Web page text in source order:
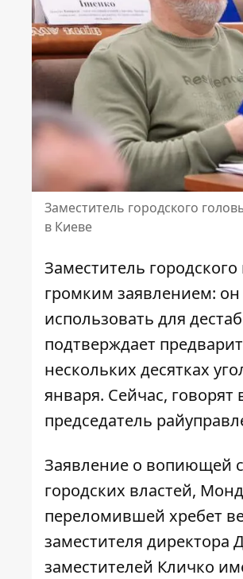
Заместитель городского
в Киеве
Заместитель
громким заявлением:
использовать для
подтверждает
нескольких десятках
января. Сейчас,
председатель
Заявление о вопиющей
городских властей,
переломившей хребет
заместителя директора
заместителей Кличко